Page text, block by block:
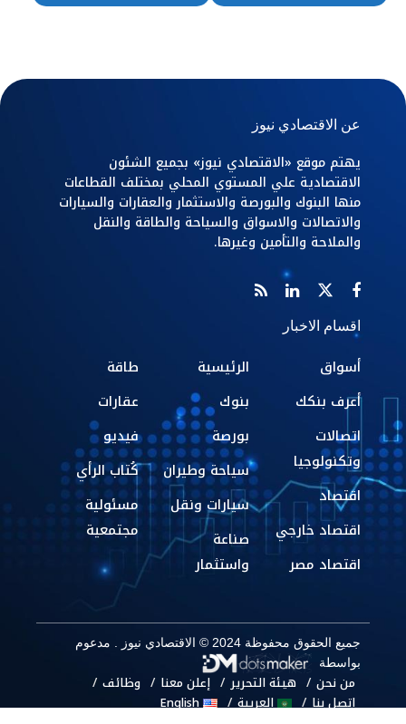
عن الاقتصادي نيوز
يهتم موقع «الاقتصادي نيوز» بجميع الشئون
الاقتصادية علي المستوي المحلي بمختلف القطاعات
منها البنوك والبورصة والاستثمار والعقارات والسيارات
والاتصالات والاسواق والسياحة والطاقة والنقل
والملاحة والتأمين وغيرها.
اقسام الاخبار
أسواق
أعرف بنكك
اتصالات
وتكنولوجيا
اقتصاد
اقتصاد خارجي
اقتصاد مصر
الرئيسية
بنوك
بورصة
سياحة وطيران
سيارات ونقل
صناعة
واستثمار
طاقة
عقارات
فيديو
كُتاب الرأي
مسئولية
مجتمعية
جميع الحقوق محفوظة 2024 © الاقتصادي نيوز . مدعوم
بواسطة
من نحن هيئة التحرير إعلن معنا
وظائف
اتصل بنا
العربية English